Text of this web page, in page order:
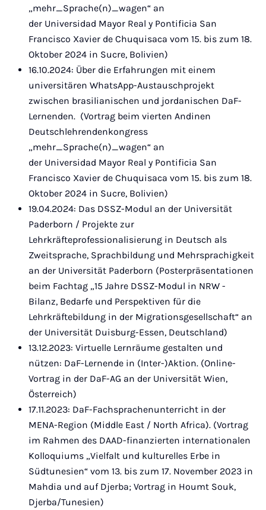
„mehr_Sprache(n)_wagen“ an
der Universidad Mayor Real y Pontificia San
Francisco Xavier de Chuquisaca vom 15. bis zum 18.
Oktober 2024 in Sucre, Bolivien)
16.10.2024: Über die Erfahrungen mit einem
universitären WhatsApp-Austauschprojekt
zwischen brasilianischen und jordanischen DaF-
Lernenden. (Vortrag beim vierten Andinen
Deutschlehrendenkongress
„mehr_Sprache(n)_wagen“ an
der Universidad Mayor Real y Pontificia San
Francisco Xavier de Chuquisaca vom 15. bis zum 18.
Oktober 2024 in Sucre, Bolivien)
19.04.2024: Das DSSZ-Modul an der Universität
Paderborn / Projekte zur
Lehrkräfteprofessionalisierung in Deutsch als
Zweitsprache, Sprachbildung und Mehrsprachigkeit
an der Universität Paderborn (Posterpräsentationen
beim Fachtag „15 Jahre DSSZ-Modul in NRW -
Bilanz, Bedarfe und Perspektiven für die
Lehrkräftebildung in der Migrationsgesellschaft“ an
der Universität Duisburg-Essen, Deutschland)
13.12.2023: Virtuelle Lernräume gestalten und
nützen: DaF-Lernende in (Inter-)Aktion. (Online-
Vortrag in der DaF-AG an der Universität Wien,
Österreich)
17.11.2023: DaF-Fachsprachenunterricht in der
MENA-Region (Middle East / North Africa). (Vortrag
im Rahmen des DAAD-finanzierten internationalen
Kolloquiums „Vielfalt und kulturelles Erbe in
Südtunesien“ vom 13. bis zum 17. November 2023 in
Mahdia und auf Djerba; Vortrag in Houmt Souk,
Djerba/Tunesien)